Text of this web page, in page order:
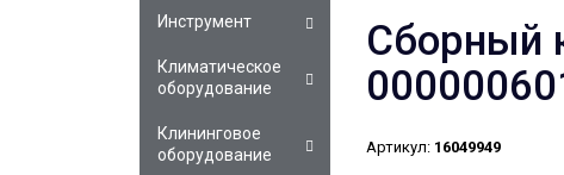
Сборный
Артикул: 16049949
Инструмент
Климатическое
оборудование
Клининговое
оборудование